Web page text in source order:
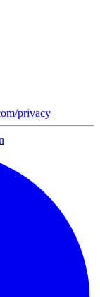
privacy